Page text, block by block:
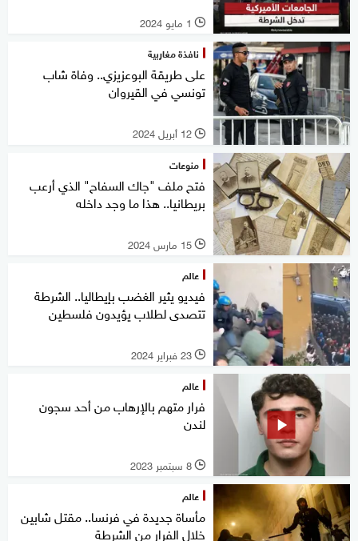
l 1 مايو 2024
نافذة مغاربية
على طريقة البوعزيزي.. وفاة شاب
تونسي في القيروان
l 12 أبريل 2024
منوعات
فتح ملف "جاك السفاح" الذي أرعب
بريطانيا.. هذا ما وجد داخله
l 15 مارس 2024
عالم
فيديو يثير الغضب بإيطاليا.. الشرطة
تتصدى لطلاب يؤيدون فلسطين
l 23 فبراير 2024
عالم
فرار متهم بالإرهاب من أحد سجون
لندن
l 8 سبتمبر 2023
عالم
مأساة جديدة في فرنسا.. مقتل شابين
خلال الفرار من الشرطة